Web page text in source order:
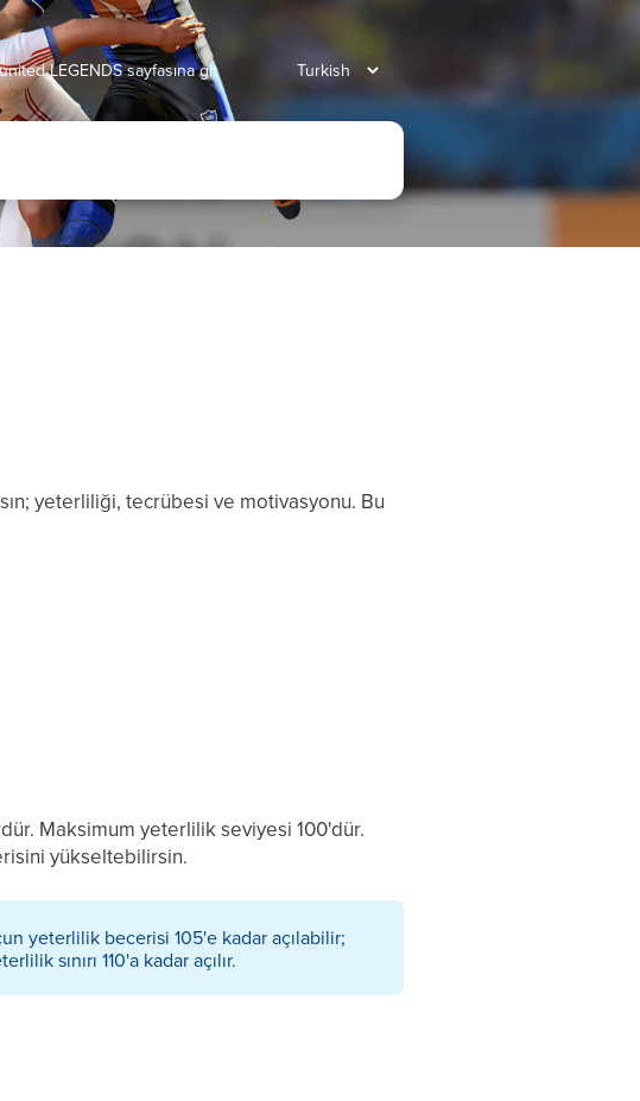
LEGENDS sayfasına git
yeterliliği, tecrübesi ve motivasyonu. Bu
Maksimum yeterlilik seviyesi 100'dür.
yükseltebilirsin.
yeterlilik becerisi 105'e kadar açılabilir;
sınırı 110'a kadar açılır.